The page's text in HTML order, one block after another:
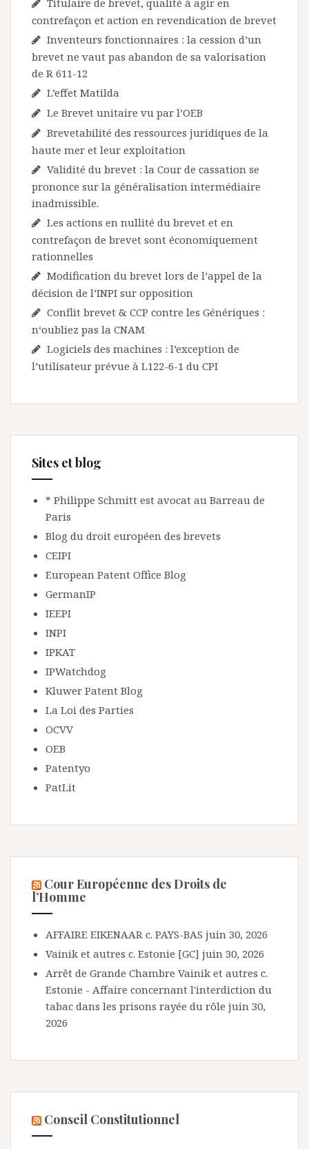
Titulaire de brevet, qualité à agir en
contrefaçon et action en revendication de brevet
Inventeurs fonctionnaires : la cession d’un
brevet ne vaut pas abandon de sa valorisation
de R 611-12
L’effet Matilda
Le Brevet unitaire vu par l’OEB
Brevetabilité des ressources juridiques de la
haute mer et leur exploitation
Validité du brevet : la Cour de cassation se
prononce sur la généralisation intermédiaire
inadmissible.
Les actions en nullité du brevet et en
contrefaçon de brevet sont économiquement
rationnelles
Modification du brevet lors de l’appel de la
décision de l’INPI sur opposition
Conflit brevet & CCP contre les Génériques :
n‘oubliez pas la CNAM
Logiciels des machines : l’exception de
l’utilisateur prévue à L122-6-1 du CPI
Sites et blog
* Philippe Schmitt est avocat au Barreau de
Paris
Blog du droit européen des brevets
CEIPI
European Patent Office Blog
GermanIP
IEEPI
INPI
IPKAT
IPWatchdog
Kluwer Patent Blog
La Loi des Parties
OCVV
OEB
Patentyo
PatLit
Cour Européenne des Droits de
l’Homme
AFFAIRE EIKENAAR c. PAYS-BAS juin 30, 2026
Vainik et autres c. Estonie [GC] juin 30, 2026
Arrêt de Grande Chambre Vainik et autres c.
Estonie - Affaire concernant l'interdiction du
tabac dans les prisons rayée du rôle juin 30,
2026
Conseil Constitutionnel